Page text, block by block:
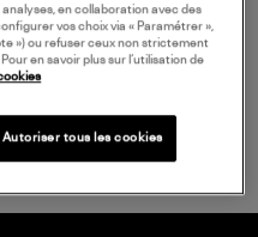
€ d'achat*
en collaboration avec des
vos choix via « Paramétrer »,
») ou refuser ceux non strictement
en savoir plus sur l’utilisation de
Autoriser tous les cookies